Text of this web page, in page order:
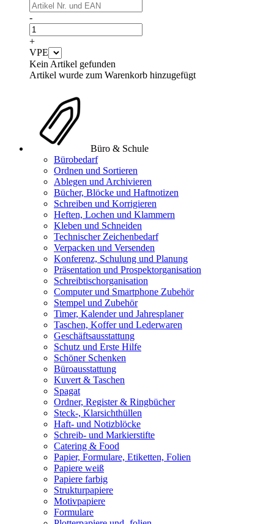
-
+
VPE
Kein Artikel gefunden
Artikel wurde zum Warenkorb hinzugefügt
Büro & Schule
Bürobedarf
Ordnen und Sortieren
Ablegen und Archivieren
Bücher, Blöcke und Haftnotizen
Schreiben und Korrigieren
Heften, Lochen und Klammern
Kleben und Schneiden
Technischer Zeichenbedarf
Verpacken und Versenden
Konferenz, Schulung und Planung
Präsentation und Prospektorganisation
Schreibtischorganisation
Computer und Smartphone Zubehör
Stempel und Zubehör
Timer, Kalender und Jahresplaner
Taschen, Koffer und Lederwaren
Geschäftsausstattung
Schutz und Erste Hilfe
Schöner Schenken
Büroausstattung
Kuvert & Taschen
Spagat
Ordner, Register & Ringbücher
Steck-, Klarsichthüllen
Haft- und Notizblöcke
Schreib- und Markierstifte
Catering & Food
Papier, Formulare, Etiketten, Folien
Papiere weiß
Papiere farbig
Strukturpapiere
Motivpapiere
Formulare